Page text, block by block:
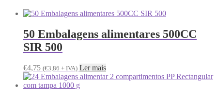
50 Embalagens alimentares 500CC
SIR 500
€4,75 (€3,86 + IVA) Ler mais